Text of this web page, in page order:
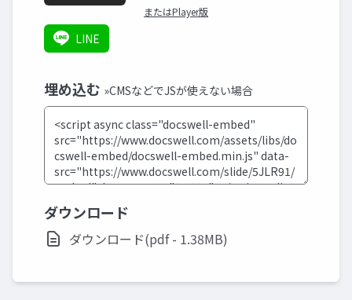
またはPlayer版
LINE
埋め込む »CMSなどでJSが使えない場合
ダウンロード
ダウンロード(pdf - 1.38MB)